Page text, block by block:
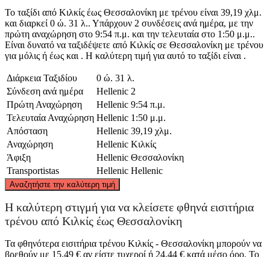
Το ταξίδι από Κιλκίς έως Θεσσαλονίκη με τρένου είναι 39,19 χλμ.
και διαρκεί 0 ώ. 31 λ.. Υπάρχουν 2 συνδέσεις ανά ημέρα, με την
πρώτη αναχώρηση στο 9:54 π.μ. και την τελευταία στο 1:50 μ.μ..
Είναι δυνατό να ταξιδέψετε από Κιλκίς σε Θεσσαλονίκη με τρένου
για μόλις ή έως και . Η καλύτερη τιμή για αυτό το ταξίδι είναι .
Διάρκεια Ταξιδίου
0 ώ. 31 λ.
Σύνδεση ανά ημέρα
Hellenic 2
Πρώτη Αναχώρηση
Hellenic 9:54 π.μ.
Τελευταία Αναχώρηση Hellenic 1:50 μ.μ.
Απόσταση
Hellenic 39,19 χλμ.
Αναχώρηση
Hellenic Κιλκίς
Άφιξη
Hellenic Θεσσαλονίκη
Transportistas
Hellenic Hellenic
Αναζητήστε την καλύτερη τιμή
©CARTO
Η καλύτερη στιγμή για να κλείσετε φθηνά εισιτήρια
τρένου από Κιλκίς έως Θεσσαλονίκη
Τα φθηνότερα εισιτήρια τρένου Κιλκίς - Θεσσαλονίκη μπορούν να
βρεθούν με 15,49 € αν είστε τυχεροί ή 24,44 € κατά μέσο όρο. Το